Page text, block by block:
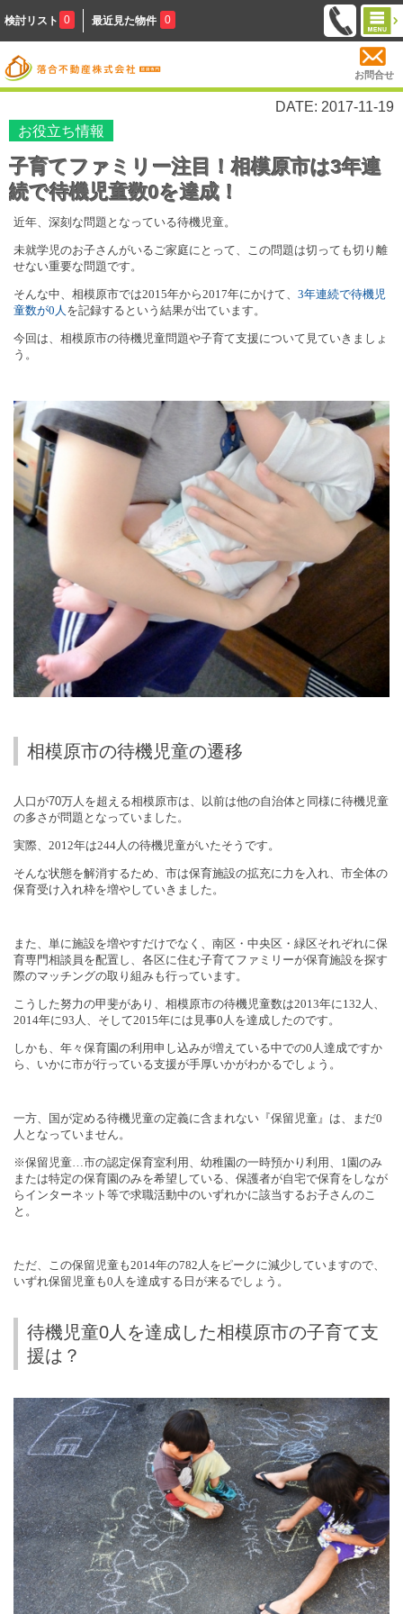
検討リスト 0 最近見た物件 0
お問合せ
DATE: 2017-11-19
お役立ち情報
子育てファミリー注目！相模原市は3年連
続で待機児童数0を達成！
近年、深刻な問題となっている待機児童。
未就学児のお子さんがいるご家庭にとって、この問題は切っても切り離
せない重要な問題です。
そんな中、相模原市では2015年から2017年にかけて、 3年連続で待機児
童数が0 人 を記録するという結果が出ています。
今回は、相模原市の待機児童問題や子育て支援について見ていきましょ
う。
相模原市の待機児童の遷移
人口が70万人を超える相模原市は、以前は他の自治体と同様に待機児童
の多さが問題となっていました。
実際、 2012年は244人の待機児童がいたそうです。
そんな状態を解消するため、市は保育施設の拡充に力を入れ、市全体の
保育受け入れ枠を増やしていきました。
また、単に施設を増やすだけでなく、南区・中央区・緑区それぞれに保
育専門相談員を配置し、各区に住む子育てファミリーが保育施設を探す
際のマッチングの取り組みも行っています。
こうした努力の甲斐があり、相模原市の待機児童数は2013年に132 人、
2014年に93 人、そして2015年には見事0 人を達成したのです。
しかも、年々保育園の利用申し込みが増えている中での0 人達成ですか
ら、いかに市が行っている支援が手厚いかがわかるでしょう。
一方、国が定める待機児童の定義に含まれない『保留児童』は、まだ0
人となっていません。
※保留児童…市の認定保育室利用、幼稚園の一時預かり利用、 1 園のみ
または特定の保育園のみを希望している、保護者が自宅で保育をしなが
らインターネット等で求職活動中のいずれかに該当するお子さんのこ
と。
ただ、この保留児童も2014年の782 人をピークに減少していますので、
いずれ保留児童も0 人を達成する日が来るでしょう。
待機児童0人を達成した相模原市の子育て支
援は？